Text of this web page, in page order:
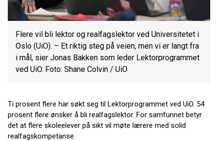
Flere vil bli lektor og realfagslektor ved Universitetet i
Oslo (UiO). – Et riktig steg på veien, men vi er langt fra
i mål, sier Jonas Bakken som leder Lektorprogrammet
ved UiO. Foto: Shane Colvin / UiO
Ti prosent flere har søkt seg til Lektorprogrammet ved UiO. 54
prosent flere ønsker å bli realfagslektor. For samfunnet betyr
det at flere skoleelever på sikt vil møte lærere med solid
realfagskompetanse.